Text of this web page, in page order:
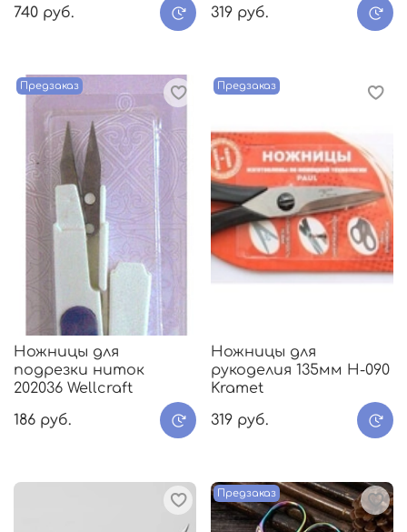
740 руб.
319 руб.
Предзаказ
Ножницы для
подрезки ниток
202036 Wellcraft
186 руб.
Предзаказ
Ножницы для
рукоделия 135мм Н-090
Kramet
319 руб.
Предзаказ